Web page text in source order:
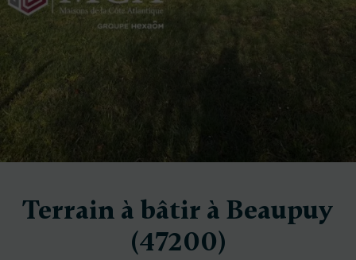
Terrain à bâtir à Beaupuy
(47200)